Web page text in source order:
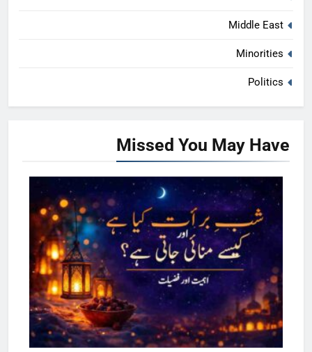
Middle East
Minorities
Politics
You May Have
Missed
ISLAM
ISLAMIC STUDIES